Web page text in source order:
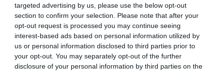
targeted advertising by us, please use the below opt-out
section to confirm your selection. Please note that after your
opt-out request is processed you may continue seeing
interest-based ads based on personal information utilized by
us or personal information disclosed to third parties prior to
your opt-out. You may separately opt-out of the further
disclosure of your personal information by third parties on the
κοινωνική ευαισθησία.
Τέλος, το φεστιβάλ θα μεταδίδεται online σε
πραγματικό χρόνο, ενώ μέρος του θα προβάλλεται σε
αρκετές πόλεις της Θεσσαλίας ταυτόχρονα με το
κεντρικό φεστιβάλ.